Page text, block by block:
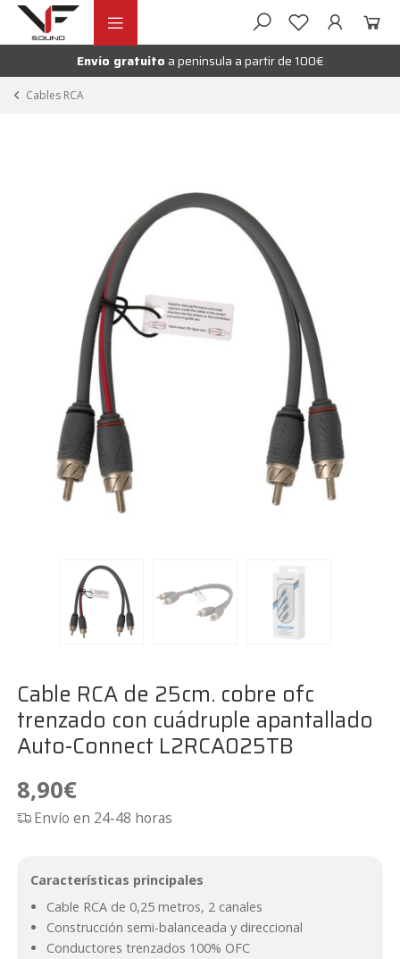
Ir
navegación
Ir
contenidoEnvío gratuito a peninsula a partir de 100€
Cables RCA
Cable RCA de 25cm. cobre ofc
trenzado con cuádruple apantallado
Auto-Connect L2RCA025TB
8,90€
Envío en 24-48 horas
Características principales
Cable RCA de 0,25 metros, 2 canales
Construcción semi-balanceada y direccional
Conductores trenzados 100% OFC